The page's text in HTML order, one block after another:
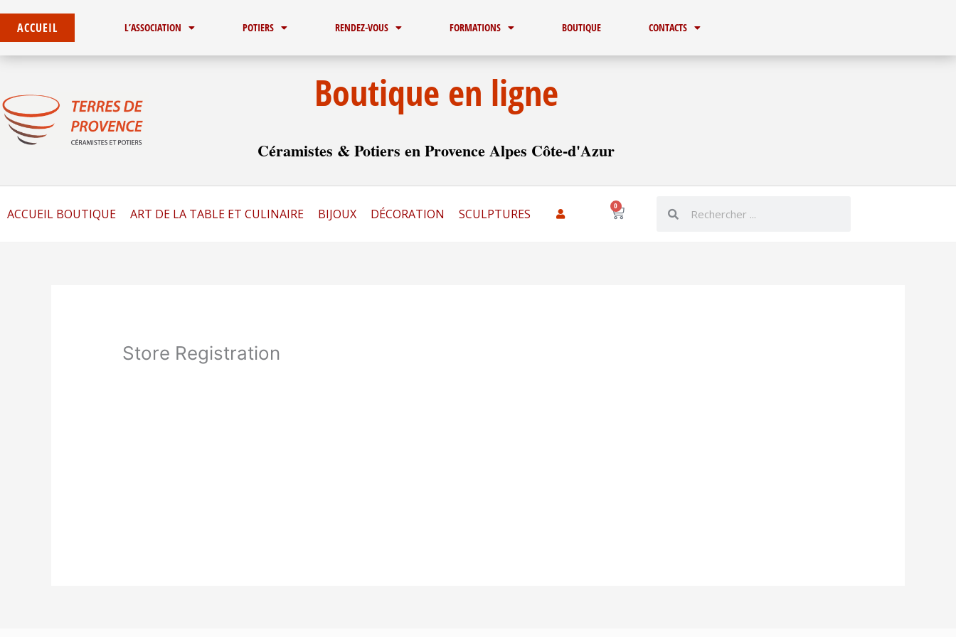
contenu
ACCUEIL L’ASSOCIATION POTIERS RENDEZ-VOUS FORMATIONS BOUTIQUE CONTACTS
Boutique en ligne
Céramistes & Potiers en Provence Alpes Côte-d'Azur
ACCUEIL BOUTIQUE ART DE LA TABLE ET CULINAIRE BIJOUX DÉCORATION SCULPTURES
0
Panier
Store Registration